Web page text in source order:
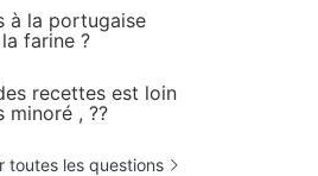
à la portugaise
farine ?
recettes est loin
minoré , ??
toutes les questions